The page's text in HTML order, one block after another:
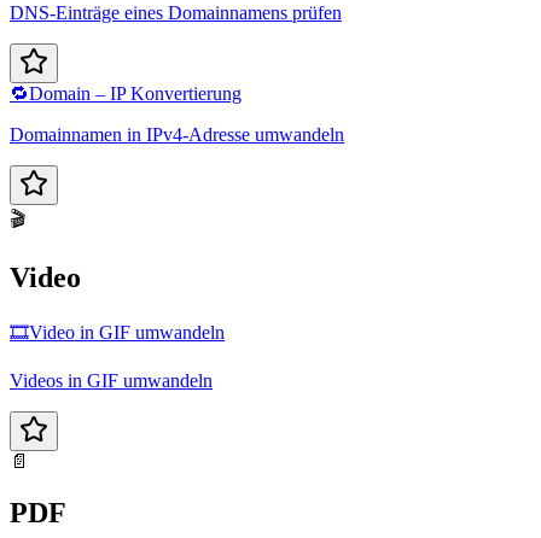
DNS-Einträge eines Domainnamens prüfen
🔁Domain – IP Konvertierung
Domainnamen in IPv4-Adresse umwandeln
🎬
Video
🎞️Video in GIF umwandeln
Videos in GIF umwandeln
📄
PDF